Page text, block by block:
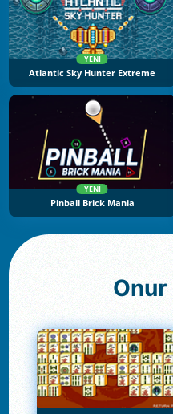
YENI
Atlantic Sky Hunter Extreme
YENI
Pinball Brick Mania
Onur